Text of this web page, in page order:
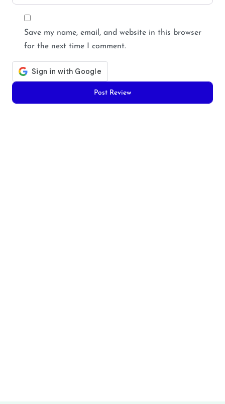
Save my name, email, and website in this browser
for the next time I comment.